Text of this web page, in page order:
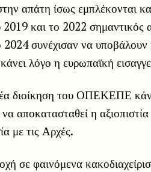
απάτη ίσως εμπλέκονται
και το 2022 σημαντικός
συνέχισαν να υποβάλουν
λόγο η ευρωπαϊκή
διοίκηση του ΟΠΕΚΕΠΕ
αποκατασταθεί η
με τις Αρχές.
σε φαινόμενα